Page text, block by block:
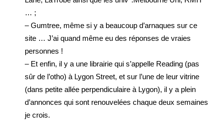
… ;
– Gumtree, même si y a beaucoup d’arnaques sur ce
site … J’ai quand même eu des réponses de vraies
personnes !
– Et enfin, il y a une librairie qui s’appelle Reading (pas
sûr de l’otho) à Lygon Street, et sur l’une de leur vitrine
(dans petite allée perpendiculaire à Lygon), il y a plein
d’annonces qui sont renouvelées chaque deux semaines
je crois.